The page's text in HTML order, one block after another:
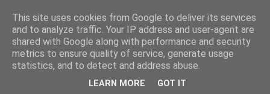
This site uses cookies from Google to deliver its services
and to analyze traffic. Your IP address and user-agent are
shared with Google along with performance and security
metrics to ensure quality of service, generate usage
statistics, and to detect and address abuse.
LEARN MORE GOT IT